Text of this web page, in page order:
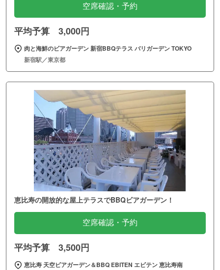
空席確認・予約
平均予算 3,000円
肉と海鮮のビアガーデン 新宿BBQテラス バリガーデン TOKYO
新宿駅／東京都
恵比寿の開放的な屋上テラスでBBQビアガーデン！
空席確認・予約
平均予算 3,500円
恵比寿 天空ビアガーデン＆BBQ EBITEN エビテン 恵比寿南